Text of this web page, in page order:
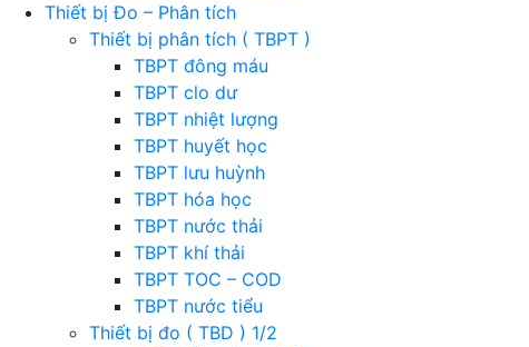
Thiết bị Đo – Phân tích
Thiết bị phân tích ( TBPT )
TBPT đông máu
TBPT clo dư
TBPT nhiệt lượng
TBPT huyết học
TBPT lưu huỳnh
TBPT hóa học
TBPT nước thải
TBPT khí thải
TBPT TOC – COD
TBPT nước tiểu
Thiết bị đo ( TBD ) 1/2